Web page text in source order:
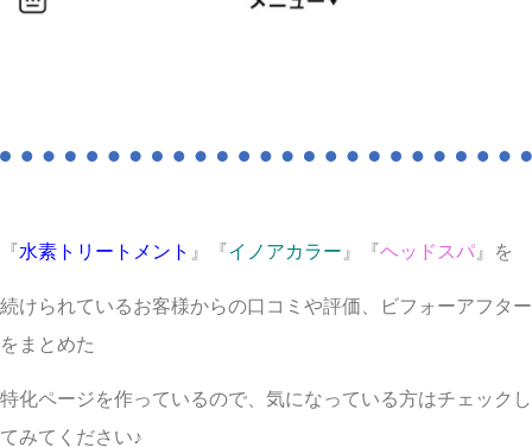
『水素トリートメント 』『イノアカラー 』『ヘッドスパ 』を
続けられているお客様からの口コミや評価、ビフォーアフター
をまとめた
特化ページを作っているので、気になっている方はチェックし
てみてください♪